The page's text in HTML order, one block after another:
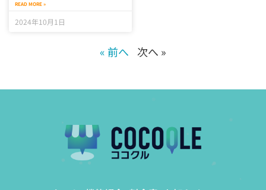
READ MORE »
2024年10月1日
« 前へ 次へ »